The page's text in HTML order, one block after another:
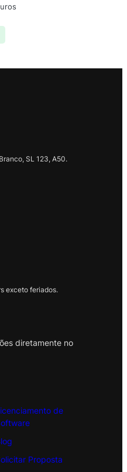
SL 123, A50.
exceto feriados.
diretamente no
de
Proposta